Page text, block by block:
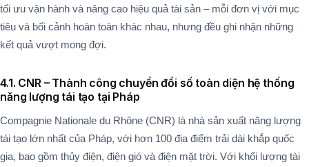
tối ưu vận hành và nâng cao hiệu quả tài sản – mỗi đơn vị với mục
tiêu và bối cảnh hoàn toàn khác nhau, nhưng đều ghi nhận những
kết quả vượt mong đợi.
4.1. CNR – Thành công chuyển đổi số toàn diện hệ thống
năng lượng tái tạo tại Pháp
Compagnie Nationale du Rhône (CNR) là nhà sản xuất năng lượng
tái tạo lớn nhất của Pháp, với hơn 100 địa điểm trải dài khắp quốc
gia, bao gồm thủy điện, điện gió và điện mặt trời. Với khối lượng tài